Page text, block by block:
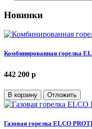
Новинки
Комбинированная горелка
442 200 p
В корзину Отложить
Газовая горелка ELCO